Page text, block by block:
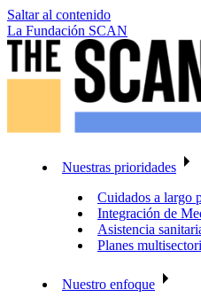
Saltar al contenido
La Fundación SCAN
Nuestras prioridades
Cuidados a largo
Integración de
Asistencia
Planes
Nuestro enfoque